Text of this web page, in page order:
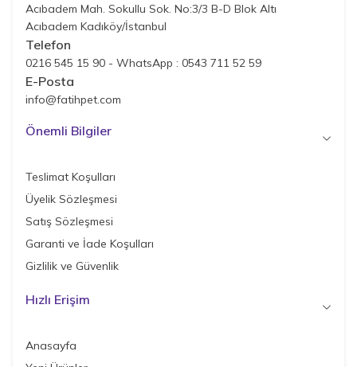
Acıbadem Mah. Sokullu Sok. No:3/3 B-D Blok Altı
Acıbadem Kadıköy/İstanbul
Telefon
0216 545 15 90 - WhatsApp : 0543 711 52 59
E-Posta
info@fatihpet.com
Önemli Bilgiler
Teslimat Koşulları
Üyelik Sözleşmesi
Satış Sözleşmesi
Garanti ve İade Koşulları
Gizlilik ve Güvenlik
Hızlı Erişim
Anasayfa